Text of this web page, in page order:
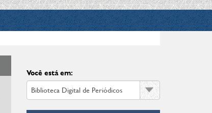
Você está em: